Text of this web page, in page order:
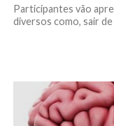
Participantes vão
diversos como, sair